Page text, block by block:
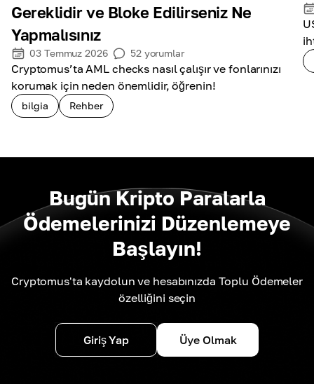
Gereklidir ve Bloke Edilirseniz Ne
Yapmalısınız
03 Temmuz 2026 52 yorumlar
Cryptomus’ta AML checks nasıl çalışır ve fonlarınızı
korumak için neden önemlidir, öğrenin!
bilgia Rehber
Bugün Kripto Paralarla
Ödemelerinizi Düzenlemeye
Başlayın!
Cryptomus'ta kaydolun ve hesabınızda Toplu Ödemeler
özelliğini seçin
Giriş Yap Üye Olmak